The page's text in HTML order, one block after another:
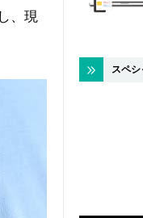
、現
スペ